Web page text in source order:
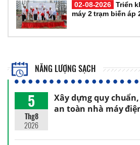
02-08-2026 Triển
máy 2 trạm biến áp
NĂNG LƯỢNG SẠCH
5
Thg8
2026
Xây dựng quy
an toàn nhà máy